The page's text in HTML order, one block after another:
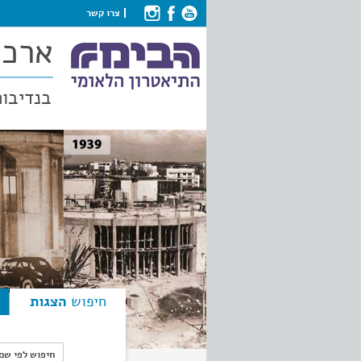
צרו קשר
חיפוש הצגות
חיפוש לפי